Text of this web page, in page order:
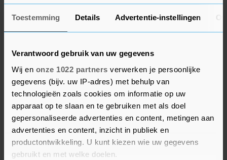
Toestemming Details Advertentie-instellingen
Verantwoord gebruik van uw gegevens
Wij en onze 1022 partners verwerken je persoonlijke
gegevens (bijv. uw IP-adres) met behulp van
technologieën zoals cookies om informatie op uw
apparaat op te slaan en te gebruiken met als doel
gepersonaliseerde advertenties en content, metingen aan
advertenties en content, inzicht in publiek en
productontwikkeling. U kunt kiezen wie uw gegevens
gebruikt en met welke doelen.
KLM was vooralsnog niet bereikbaar voor
commentaar. Ook VNC zegt in afwachting te zijn